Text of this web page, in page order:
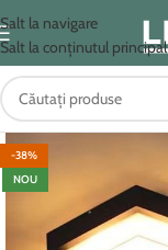
Salt la navigare
Salt la conținutul principal
-38%
NOU